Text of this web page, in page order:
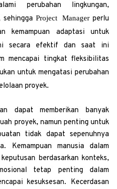
perubahan lingkungan,
Project Manager perlu
kemampuan adaptasi untuk
secara efektif dan saat ini
mencapai tingkat fleksibilitas
untuk mengatasi perubahan
proyek.
dapat memberikan banyak
proyek, namun penting untuk
tidak dapat sepenuhnya
Kemampuan manusia dalam
berdasarkan konteks,
tetap penting dalam
kesuksesan. Kecerdasan